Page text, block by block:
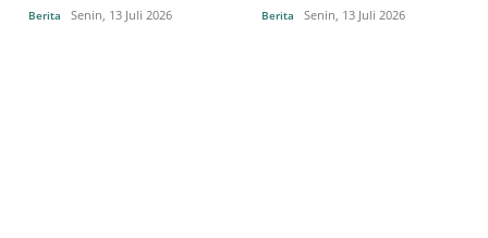
Berita Senin, 13 Juli 2026 Berita Senin, 13 Juli 2026